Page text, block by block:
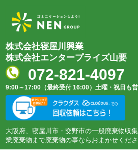
株式会社寝屋川興業
株式会社エンタープライズ山要
072-821-4097
9:00～17:00（最終受付 16:00） 土曜・祝日も
大阪府、寝屋川市・交野市の一般廃棄物収
業廃棄物まで廃棄物の事ならおまかせくだ